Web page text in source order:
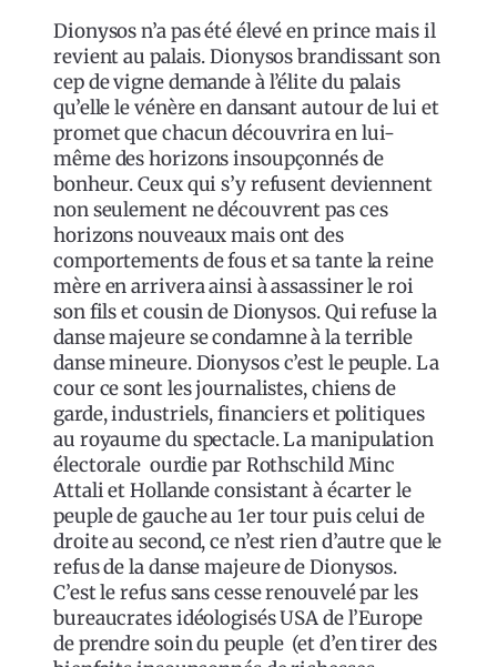
Dionysos n’a pas été élevé en prince mais il
revient au palais. Dionysos brandissant son
cep de vigne demande à l’élite du palais
qu’elle le vénère en dansant autour de lui et
promet que chacun découvrira en lui-
même des horizons insoupçonnés de
bonheur. Ceux qui s’y refusent deviennent
non seulement ne découvrent pas ces
horizons nouveaux mais ont des
comportements de fous et sa tante la reine
mère en arrivera ainsi à assassiner le roi
son fils et cousin de Dionysos. Qui refuse la
danse majeure se condamne à la terrible
danse mineure. Dionysos c’est le peuple. La
cour ce sont les journalistes, chiens de
garde, industriels, financiers et politiques
au royaume du spectacle. La manipulation
électorale ourdie par Rothschild Minc
Attali et Hollande consistant à écarter le
peuple de gauche au 1er tour puis celui de
droite au second, ce n’est rien d’autre que le
refus de la danse majeure de Dionysos.
C’est le refus sans cesse renouvelé par les
bureaucrates idéologisés USA de l’Europe
de prendre soin du peuple (et d’en tirer des